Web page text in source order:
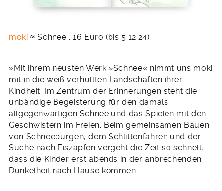
moki≈ Schnee . 16 Euro (bis 5.12.24)
»Mit ihrem neusten Werk »Schnee« nimmt uns moki
mit in die weiß verhüllten Landschaften ihrer
Kindheit. Im Zentrum der Erinnerungen steht die
unbändige Begeisterung für den damals
allgegenwärtigen Schnee und das Spielen mit den
Geschwistern im Freien. Beim gemeinsamen Bauen
von Schneeburgen, dem Schlittenfahren und der
Suche nach Eiszapfen vergeht die Zeit so schnell,
dass die Kinder erst abends in der anbrechenden
Dunkelheit nach Hause kommen.